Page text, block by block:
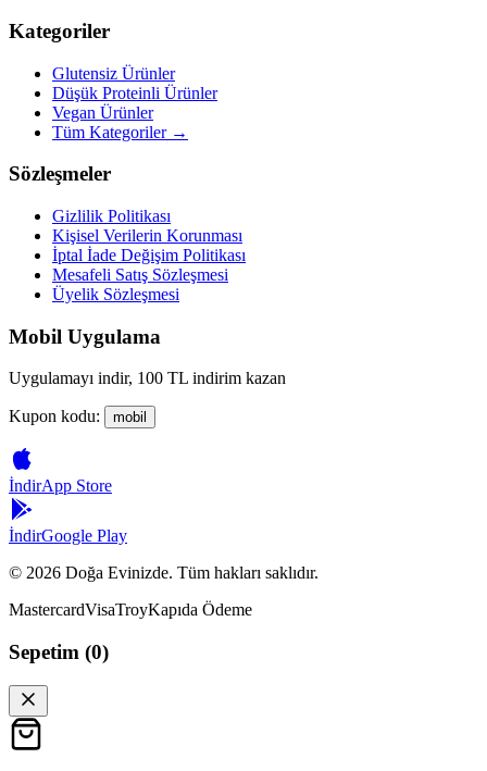
Kategoriler
Glutensiz Ürünler
Düşük Proteinli Ürünler
Vegan Ürünler
Tüm Kategoriler →
Sözleşmeler
Gizlilik Politikası
Kişisel Verilerin Korunması
İptal İade Değişim Politikası
Mesafeli Satış Sözleşmesi
Üyelik Sözleşmesi
Mobil Uygulama
Uygulamayı indir, 100 TL indirim kazan
Kupon kodu: mobil
İndirApp Store
İndirGoogle Play
© 2026 Doğa Evinizde. Tüm hakları saklıdır.
MastercardVisaTroyKapıda Ödeme
Sepetim (0)